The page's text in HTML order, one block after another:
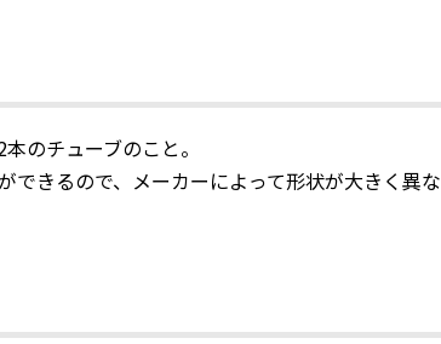
のチューブのこと。
できるので、メーカーによって形状が大きく異な